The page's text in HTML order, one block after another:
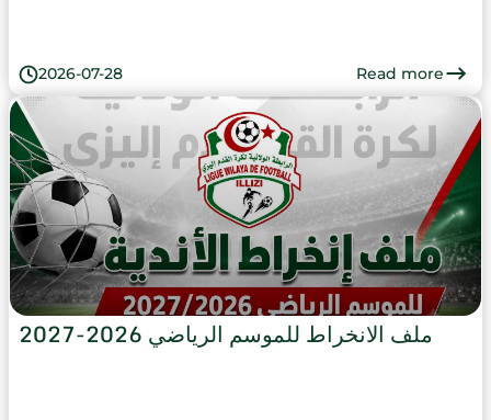
2026-07-28 Read more
ملف الانخراط للموسم الرياضي 2026-2027